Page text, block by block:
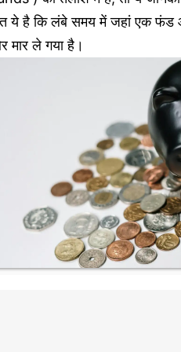
ये है कि लंबे समय में जहां एक फंड
मार ले गया है।